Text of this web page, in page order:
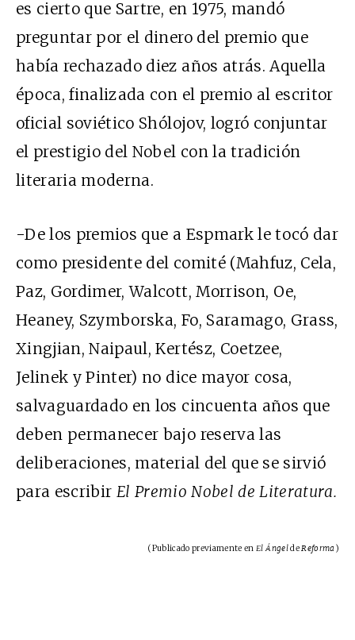
es cierto que Sartre, en 1975, mandó
preguntar por el dinero del premio que
había rechazado diez años atrás. Aquella
época, finalizada con el premio al escritor
oficial soviético Shólojov, logró conjuntar
el prestigio del Nobel con la tradición
literaria moderna.
-De los premios que a Espmark le tocó dar
como presidente del comité (Mahfuz, Cela,
Paz, Gordimer, Walcott, Morrison, Oe,
Heaney, Szymborska, Fo, Saramago, Grass,
Xingjian, Naipaul, Kertész, Coetzee,
Jelinek y Pinter) no dice mayor cosa,
salvaguardado en los cincuenta años que
deben permanecer bajo reserva las
deliberaciones, material del que se sirvió
para escribir El Premio Nobel de Literatura.
(Publicado previamente en El ÁngeldeReforma )